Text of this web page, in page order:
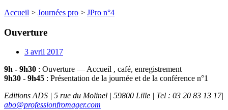
Accueil > Journées pro > JPro n°4
Ouverture
3 avril 2017
9h - 9h30 : Ouverture — Accueil , café, enregistrement
9h30 - 9h45 : Présentation de la journée et de la conférence n°1
Editions ADS | 5 rue du Molinel | 59800 Lille | Tel : 03 20 83 13 17|
abo@professionfromager.com